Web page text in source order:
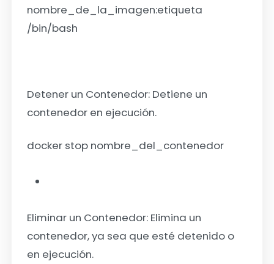
nombre_de_la_imagen:etiqueta
/bin/bash
Detener un Contenedor: Detiene un
contenedor en ejecución.
docker stop nombre_del_contenedor
Eliminar un Contenedor: Elimina un
contenedor, ya sea que esté detenido o
en ejecución.